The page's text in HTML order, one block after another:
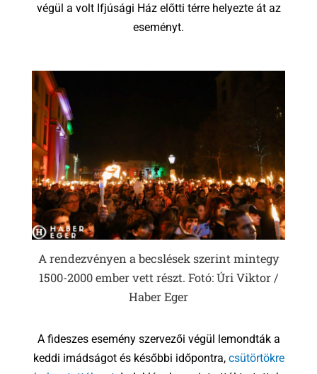
végül a volt Ifjúsági Ház előtti térre helyezte át az
eseményt.
A rendezvényen a becslések szerint mintegy
1500-2000 ember vett részt. Fotó: Úri Viktor /
Haber Eger
A fideszes esemény szervezői végül lemondták a
keddi imádságot és későbbi időpontra, csütörtökre